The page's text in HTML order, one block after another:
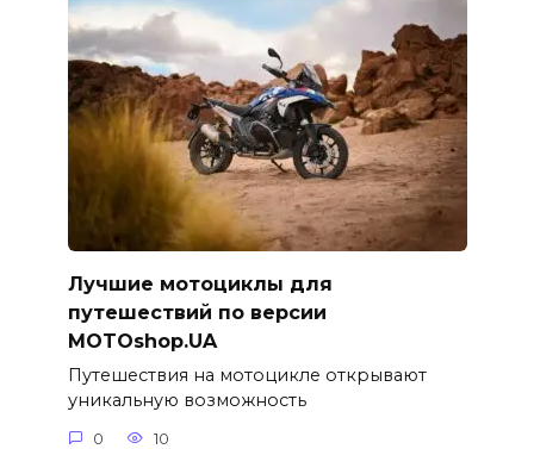
Лучшие мотоциклы для
путешествий по версии
MOTOshop.UA
Путешествия на мотоцикле открывают
уникальную возможность
0 10